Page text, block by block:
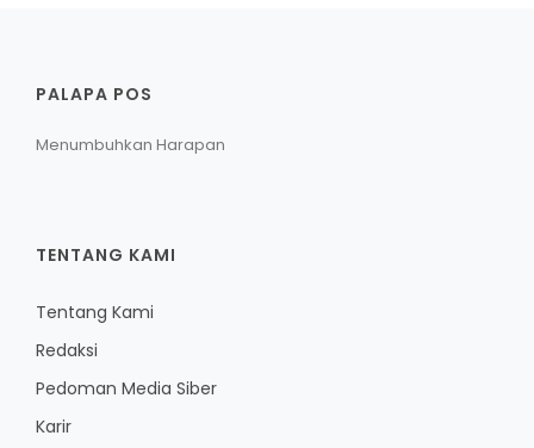
PALAPA POS
Menumbuhkan Harapan
TENTANG KAMI
Tentang Kami
Redaksi
Pedoman Media Siber
Karir